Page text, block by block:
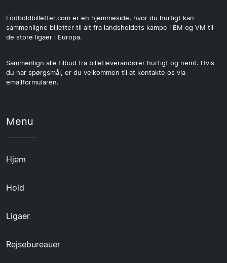
Fodboldbilletter.com er en hjemmeside, hvor du hurtigt kan
sammenligne billetter til alt fra landsholdets kampe i EM og VM til
de store ligaer i Europa.
Sammenlign alle tilbud fra billetleverandører hurtigt og nemt. Hvis
du har spørgsmål, er du velkommen til at kontakte os via
emailformularen.
Menu
Hjem
Hold
Ligaer
Rejsebureauer